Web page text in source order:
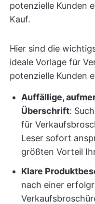
potenzielle Kunden
Kauf.
Hier sind die
ideale Vorlage für
potenzielle Kunden
Auffällige,
Überschrift:
für
Leser sofort
größten Vorteil
Klare
nach einer